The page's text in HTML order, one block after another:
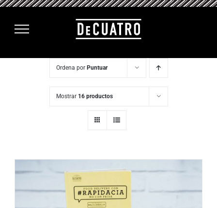
Saltar
contenido
Ordena por Puntuar
Mostrar 16 productos